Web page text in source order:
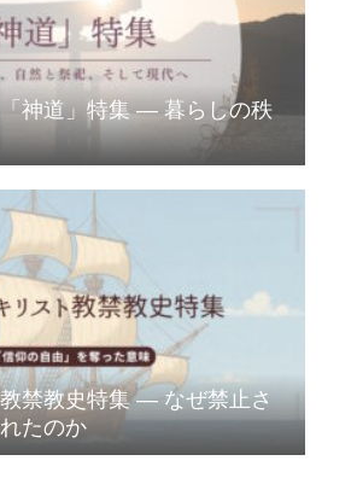
神道」特集 ― 暮らしの秩
禁教史特集 ― なぜ禁止さ
たのか